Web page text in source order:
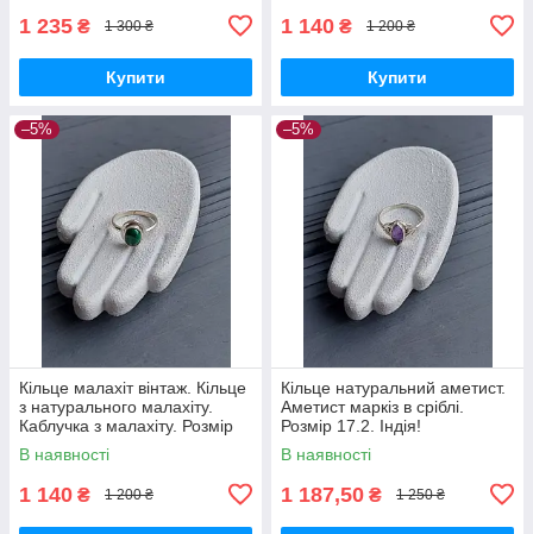
1 235 ₴ 1 300 ₴
Купити
1 140 ₴ 1 200 ₴
Купити
–5%
Кільце малахіт вінтаж. Кільце
з натурального малахіту.
Каблучка з малахіту. Розмір
15.5. Індія!
В наявності
1 140 ₴ 1 200 ₴
–5%
Кільце натуральний аметист.
Аметист маркіз в сріблі.
Розмір 17.2. Індія!
В наявності
1 187,50 ₴ 1 250 ₴